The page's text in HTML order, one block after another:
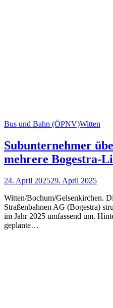
Bus und Bahn (ÖPNV)Witten
Subunternehmer
mehrere Bogestra-
24. April 202529. April 2025
Witten/Bochum/Gelsenkirchen.
Straßenbahnen AG (Bogestra)
im Jahr 2025 umfassend um.
geplante…